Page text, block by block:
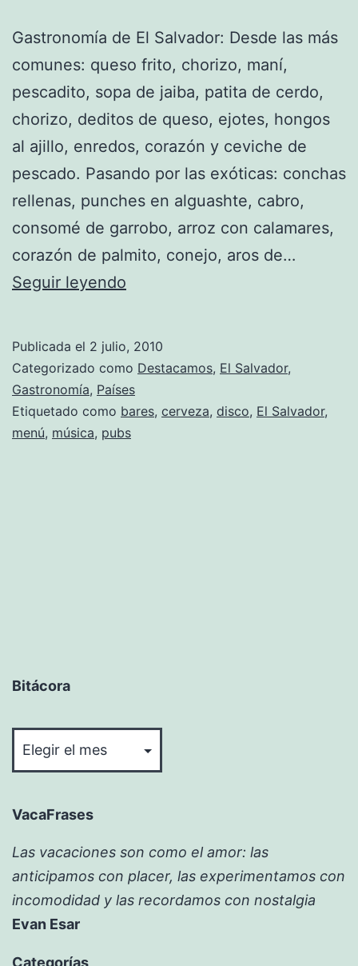
Gastronomía de El Salvador: Desde las más
comunes: queso frito, chorizo, maní,
pescadito, sopa de jaiba, patita de cerdo,
chorizo, deditos de queso, ejotes, hongos
al ajillo, enredos, corazón y ceviche de
pescado. Pasando por las exóticas: conchas
rellenas, punches en alguashte, cabro,
consomé de garrobo, arroz con calamares,
corazón de palmito, conejo, aros de…
Seguir leyendo
música
Publicada el 2 julio, 2010
Categorizado como Destacamos, El Salvador,
Gastronomía, Países
Etiquetado como bares, cerveza, disco, El Salvador,
menú, música, pubs
Bitácora
VacaFrases
Las vacaciones son como el amor: las
anticipamos con placer, las experimentamos con
incomodidad y las recordamos con nostalgia
Evan Esar